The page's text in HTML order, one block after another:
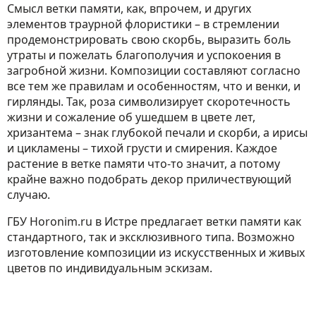
Смысл ветки памяти, как, впрочем, и других
элементов траурной флористики – в стремлении
продемонстрировать свою скорбь, выразить боль
утраты и пожелать благополучия и успокоения в
загробной жизни. Композиции составляют согласно
все тем же правилам и особенностям, что и венки, и
гирлянды. Так, роза символизирует скоротечность
жизни и сожаление об ушедшем в цвете лет,
хризантема – знак глубокой печали и скорби, а ирисы
и цикламены – тихой грусти и смирения. Каждое
растение в ветке памяти что-то значит, а потому
крайне важно подобрать декор приличествующий
случаю.
ГБУ Horonim.ru в Истре предлагает ветки памяти как
стандартного, так и эксклюзивного типа. Возможно
изготовление композиции из искусственных и живых
цветов по индивидуальным эскизам.